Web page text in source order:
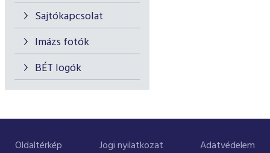
Sajtókapcsolat
Imázs fotók
BÉT logók
Oldaltérkép Jogi nyilatkozat Adatvédelem